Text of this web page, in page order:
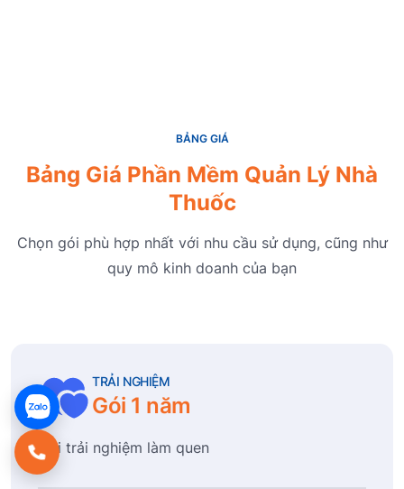
BẢNG GIÁ
Bảng Giá Phần Mềm Quản Lý Nhà
Thuốc
Chọn gói phù hợp nhất với nhu cầu sử dụng, cũng như
quy mô kinh doanh của bạn
TRẢI NGHIỆM
Gói 1 năm
Gói trải nghiệm làm quen